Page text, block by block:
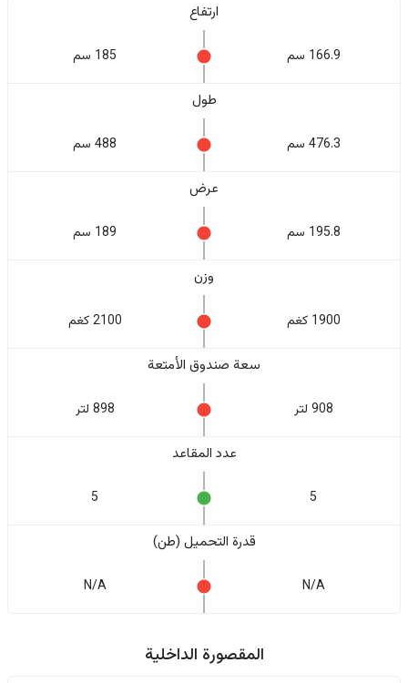
ارتفاع
166.9 سم 185 سم
طول
476.3 سم 488 سم
عرض
195.8 سم 189 سم
وزن
1900 كغم 2100 كغم
سعة صندوق الأمتعة
908 لتر 898 لتر
عدد المقاعد
5
5
قدرة التحميل (طن)
N/A
N/A
المقصورة الداخلية